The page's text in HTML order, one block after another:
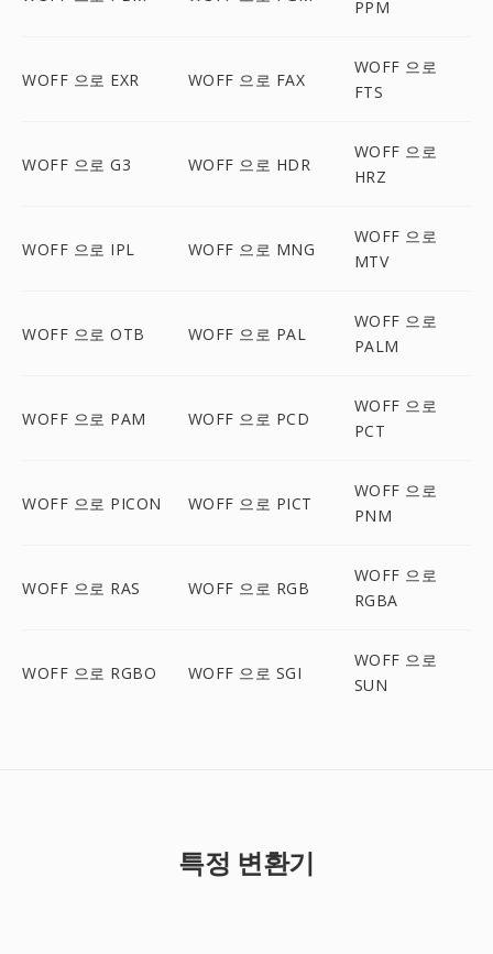
PPM
WOFF 으로 EXR WOFF 으로 FAX
WOFF 으로
FTS
WOFF 으로 G3 WOFF 으로 HDR
WOFF 으로
HRZ
WOFF 으로 IPL WOFF 으로 MNG
WOFF 으로
MTV
WOFF 으로 OTB WOFF 으로 PAL
WOFF 으로
PALM
WOFF 으로 PAM WOFF 으로 PCD
WOFF 으로
PCT
WOFF 으로 PICON WOFF 으로 PICT
WOFF 으로
PNM
WOFF 으로 RAS WOFF 으로 RGB
WOFF 으로
RGBA
WOFF 으로 RGBO WOFF 으로 SGI
WOFF 으로
SUN
특정 변환기